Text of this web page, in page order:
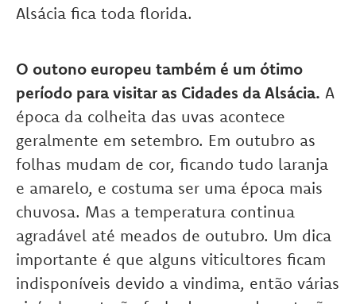
Alsácia fica toda florida.
O outono europeu também é um ótimo
período para visitar as Cidades da Alsácia. A
época da colheita das uvas acontece
geralmente em setembro. Em outubro as
folhas mudam de cor, ficando tudo laranja
e amarelo, e costuma ser uma época mais
chuvosa. Mas a temperatura continua
agradável até meados de outubro. Um dica
importante é que alguns viticultores ficam
indisponíveis devido a vindima, então várias